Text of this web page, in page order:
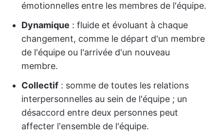
émotionnelles entre les membres de l'équipe.
Dynamique : fluide et évoluant à chaque
changement, comme le départ d'un membre
de l'équipe ou l'arrivée d'un nouveau
membre.
Collectif : somme de toutes les relations
interpersonnelles au sein de l'équipe ; un
désaccord entre deux personnes peut
affecter l'ensemble de l'équipe.